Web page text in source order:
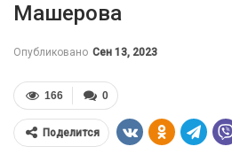
Машерова
Опубликовано Сен 13, 2023
0
166
Поделится